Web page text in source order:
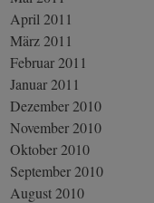
April 2011
März 2011
Februar 2011
Januar 2011
Dezember 2010
November 2010
Oktober 2010
September 2010
August 2010